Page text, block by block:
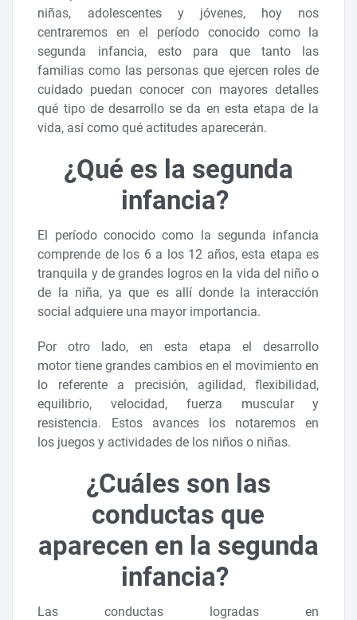
niñas, adolescentes y jóvenes, hoy nos
centraremos en el período conocido como la
segunda infancia, esto para que tanto las
familias como las personas que ejercen roles de
cuidado puedan conocer con mayores detalles
qué tipo de desarrollo se da en esta etapa de la
vida, así como qué actitudes aparecerán.
¿Qué es la segunda
infancia?
El período conocido como la segunda infancia
comprende de los 6 a los 12 años, esta etapa es
tranquila y de grandes logros en la vida del niño o
de la niña, ya que es allí donde la interacción
social adquiere una mayor importancia.
Por otro lado, en esta etapa el desarrollo
motor tiene grandes cambios en el movimiento en
lo referente a precisión, agilidad, flexibilidad,
equilibrio, velocidad, fuerza muscular y
resistencia. Estos avances los notaremos en
los juegos y actividades de los niños o niñas.
¿Cuáles son las
conductas que
aparecen en la segunda
infancia?
Las conductas logradas en